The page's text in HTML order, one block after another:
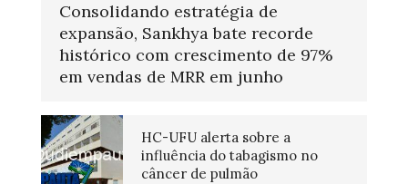
Consolidando estratégia de
expansão, Sankhya bate recorde
histórico com crescimento de 97%
em vendas de MRR em junho
HC-UFU alerta sobre a
influência do tabagismo no
câncer de pulmão